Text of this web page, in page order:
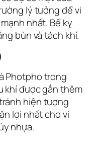
lý tưởng để vi
nhất. Bể kỵ
bùn và tách khí.
Photpho trong
khí được gắn thêm
hiện tượng
lợi nhất cho vi
nhựa.